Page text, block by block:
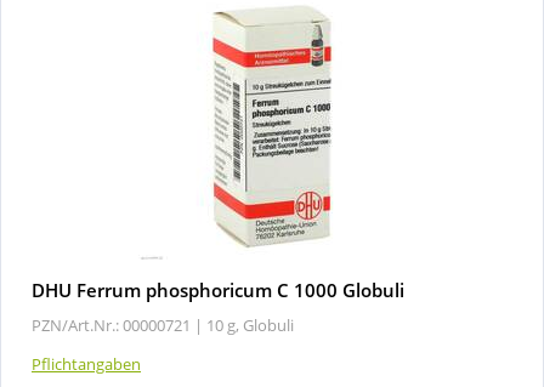
DHU Ferrum phosphoricum C 1000 Globuli
PZN/Art.Nr.: 00000721 | 10 g, Globuli
Pflichtangaben